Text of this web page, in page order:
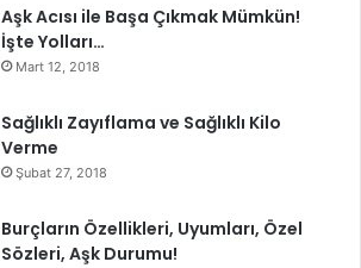
Aşk Acısı ile Başa Çıkmak Mümkün!
İşte Yolları…
Mart 12, 2018
Sağlıklı Zayıflama ve Sağlıklı Kilo
Verme
Şubat 27, 2018
Burçların Özellikleri, Uyumları, Özel
Sözleri, Aşk Durumu!